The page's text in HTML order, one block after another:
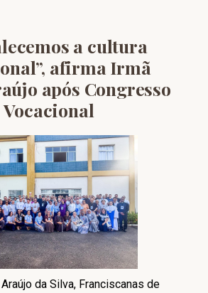
a cultura
afirma Irmã
após Congresso
Vocacional
da Silva, Franciscanas de